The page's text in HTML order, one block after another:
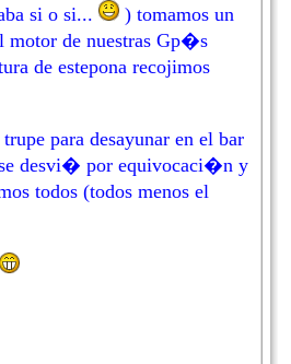
si o si...
) tomamos un
motor de nuestras Gp�s
de estepona recojimos
para desayunar en el bar
desvi� por equivocaci�n y
todos (todos menos el